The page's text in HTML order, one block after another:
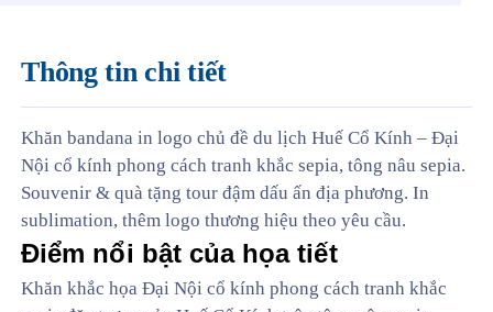
Thông tin chi tiết
Khăn bandana in logo chủ đề du lịch Huế Cổ Kính – Đại
Nội cổ kính phong cách tranh khắc sepia, tông nâu sepia.
Souvenir & quà tặng tour đậm dấu ấn địa phương. In
sublimation, thêm logo thương hiệu theo yêu cầu.
Điểm nổi bật của họa tiết
Khăn khắc họa Đại Nội cổ kính phong cách tranh khắc